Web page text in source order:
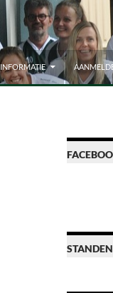
INFORMATIE
STANDEN